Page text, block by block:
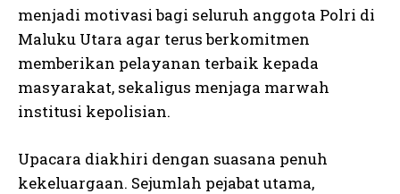
menjadi motivasi bagi seluruh anggota Polri di
Maluku Utara agar terus berkomitmen
memberikan pelayanan terbaik kepada
masyarakat, sekaligus menjaga marwah
institusi kepolisian.
Upacara diakhiri dengan suasana penuh
kekeluargaan. Sejumlah pejabat utama,